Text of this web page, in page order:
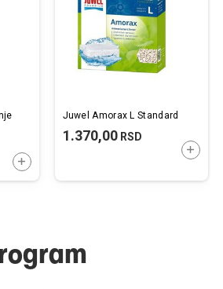
DODAJTE U KORPU
Juwel Amorax L Standard
1.370,00RSD